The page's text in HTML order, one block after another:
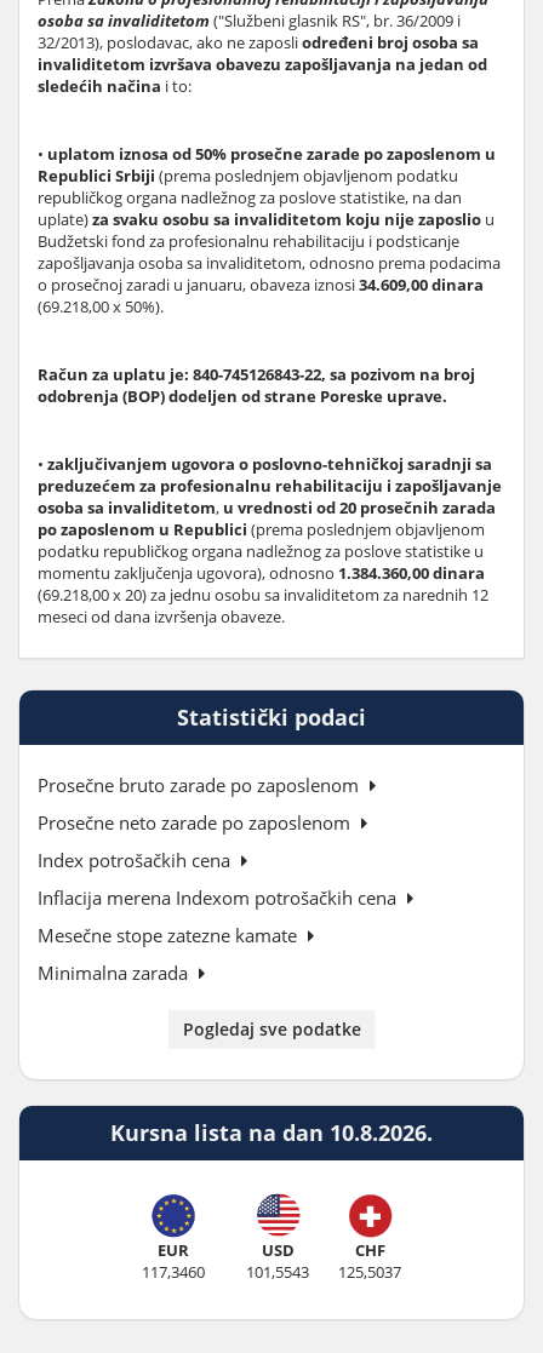
osoba sa invaliditetom ("Službeni glasnik RS", br. 36/2009 i
32/2013), poslodavac, ako ne zaposliodređeni broj osoba sa
invaliditetom izvršava obavezu zapošljavanja na jedan od
sledećih načina i to:
• uplatom iznosa od 50% prosečne zarade po zaposlenom u
Republici Srbiji (prema poslednjem objavljenom podatku
republičkog organa nadležnog za poslove statistike, na dan
uplate)za svaku osobu sa invaliditetom koju nije zaposlio u
Budžetski fond za profesionalnu rehabilitaciju i podsticanje
zapošljavanja osoba sa invaliditetom, odnosno prema podacima
o prosečnoj zaradi u januaru, obaveza iznosi34.609,00 dinara
(69.218,00 x 50%).
Račun za uplatu je: 840-745126843-22, sa pozivom na broj
odobrenja (BOP) dodeljen od strane Poreske uprave.
• zaključivanjem ugovora o poslovno-tehničkoj saradnji sa
preduzećem za profesionalnu rehabilitaciju i zapošljavanje
osoba sa invaliditetom, u vrednosti od 20 prosečnih zarada
po zaposlenom u Republici (prema poslednjem objavljenom
podatku republičkog organa nadležnog za poslove statistike u
momentu zaključenja ugovora), odnosno 1.384.360,00 dinara
(69.218,00 x 20) za jednu osobu sa invaliditetom za narednih 12
meseci od dana izvršenja obaveze.
Statistički podaci
Prosečne bruto zarade po zaposlenom
Prosečne neto zarade po zaposlenom
Index potrošačkih cena
Inflacija merena Indexom potrošačkih cena
Mesečne stope zatezne kamate
Minimalna zarada
Pogledaj sve podatke
Kursna lista na dan 10.8.2026.
EUR
117,3460
USD
101,5543
CHF
125,5037